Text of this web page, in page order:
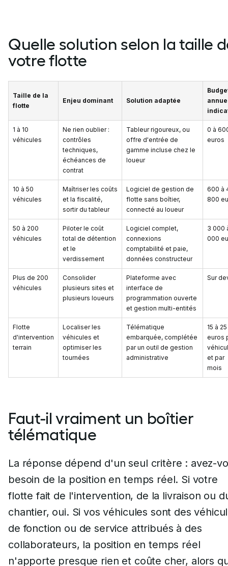
Quelle solution selon la taille
votre flotte
Taille de la
flotte
Enjeu dominant Solution adaptée
1 à 10
véhicules
Ne rien oublier :
contrôles
techniques,
échéances de
contrat
Tableur rigoureux, ou
offre d'entrée de
gamme incluse chez le
loueur
0 à
euros
10 à 50
véhicules
Maîtriser les coûts
et la fiscalité,
sortir du tableur
Logiciel de gestion de
flotte sans boîtier,
connecté au loueur
600 à
800
50 à 200
véhicules
Piloter le coût
total de détention
et le
verdissement
Logiciel complet,
connexions
comptabilité et paie,
données constructeur
3 000
000
Plus de 200
véhicules
Consolider
plusieurs sites et
plusieurs loueurs
Plateforme avec
interface de
programmation ouverte
et gestion multi-entités
Sur
Flotte
d'intervention
terrain
Localiser les
véhicules et
optimiser les
tournées
Télématique
embarquée, complétée
par un outil de gestion
administrative
15 à 25
euros
et par
mois
Faut-il vraiment un boîtier
télématique
La réponse dépend d'un seul critère : avez-
besoin de la position en temps réel. Si votre
flotte fait de l'intervention, de la livraison ou
chantier, oui. Si vos véhicules sont des
de fonction ou de service attribués à des
collaborateurs, la position en temps réel
n'apporte presque rien et coûte cher, alors